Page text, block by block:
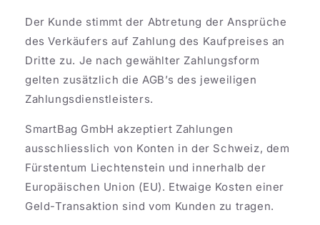
Der Kunde stimmt der Abtretung der Ansprüche
des Verkäufers auf Zahlung des Kaufpreises an
Dritte zu. Je nach gewählter Zahlungsform
gelten zusätzlich die AGB’s des jeweiligen
Zahlungsdienstleisters.
SmartBag GmbH akzeptiert Zahlungen
ausschliesslich von Konten in der Schweiz, dem
Fürstentum Liechtenstein und innerhalb der
Europäischen Union (EU). Etwaige Kosten einer
Geld-Transaktion sind vom Kunden zu tragen.